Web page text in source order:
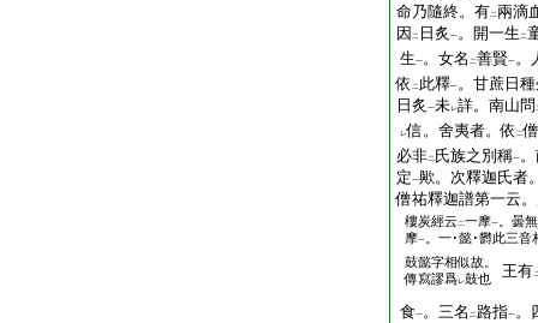
命乃隨終。有二兩滴
因 二 日炙 一。開一生 二
生一。女名 二善賢一。
依 二 此釋一。甘蔗日
日炙 一未レ詳。南山問
レ信。舍夷者。依 二
必非二 氏族之別稱一
定一歟。次釋迦氏者
僧祐釋迦譜第一云
樓炭經云二一摩一 。曇
摩一 。一･懿･欝此三音
鼓懿字相似故。
傳寫謬爲レ鼓也 王有
食一。三名 二 路指一。